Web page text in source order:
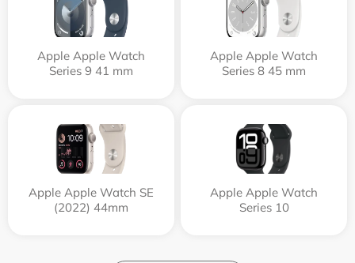
Apple Apple Watch
Series 9 41 mm
Apple Apple Watch
Series 8 45 mm
Apple Apple Watch SE
(2022) 44mm
Apple Apple Watch
Series 10